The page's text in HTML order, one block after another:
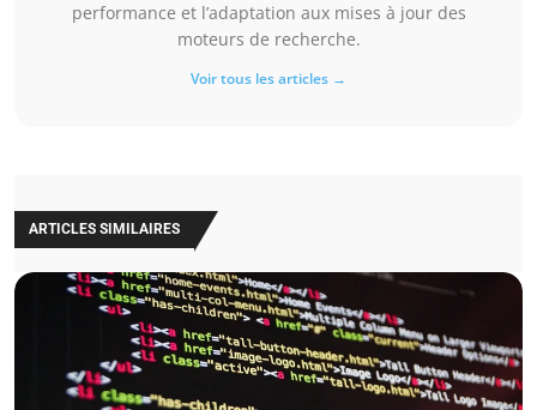
performance et l’adaptation aux mises à jour des
moteurs de recherche.
Voir tous les articles →
ARTICLES SIMILAIRES